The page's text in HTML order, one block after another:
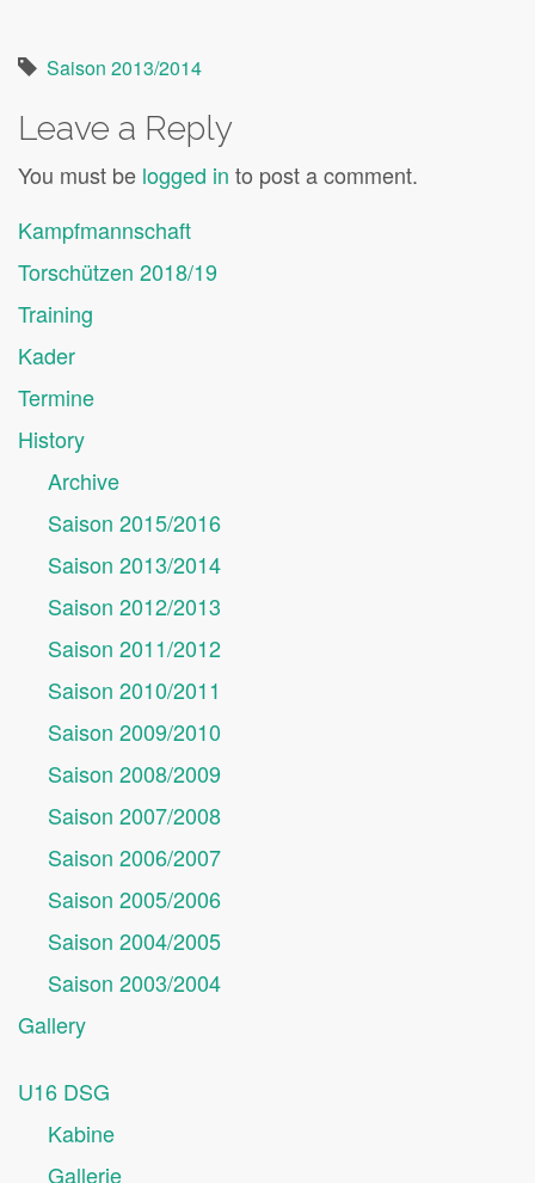
Saison 2013/2014
Leave a Reply
You must be logged in to post a comment.
Kampfmannschaft
Torschützen 2018/19
Training
Kader
Termine
History
Archive
Saison 2015/2016
Saison 2013/2014
Saison 2012/2013
Saison 2011/2012
Saison 2010/2011
Saison 2009/2010
Saison 2008/2009
Saison 2007/2008
Saison 2006/2007
Saison 2005/2006
Saison 2004/2005
Saison 2003/2004
Gallery
U16 DSG
Kabine
Gallerie